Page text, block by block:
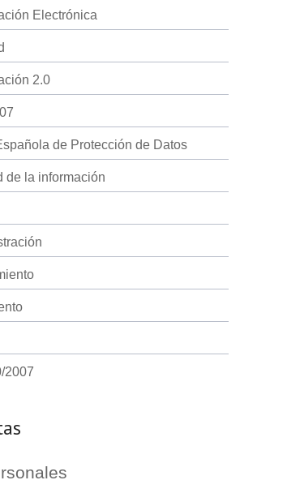
Electrónica
2.0
de Protección de Datos
de la información
2007